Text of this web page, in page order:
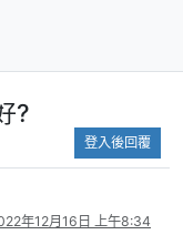
?
登入後回覆
年12月16日 上午8:34